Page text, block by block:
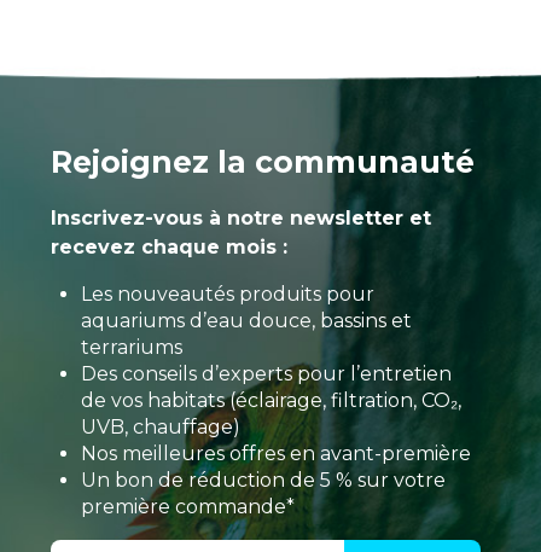
Rejoignez la communauté
Inscrivez-vous à notre newsletter et
recevez chaque mois :
Les nouveautés produits pour
aquariums d’eau douce, bassins et
terrariums
Des conseils d’experts pour l’entretien
de vos habitats (éclairage, filtration, CO₂,
UVB, chauffage)
Nos meilleures offres en avant-première
Un bon de réduction de 5 % sur votre
première commande*